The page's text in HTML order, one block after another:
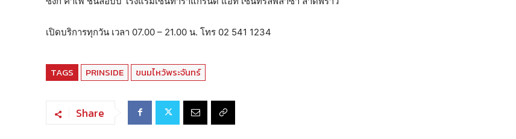
เปิดบริการทุกวัน เวลา 07.00 – 21.00 น. โทร 02 541 1234
TAGS PRINSIDE ขนมไหว้พระจันทร์
Share